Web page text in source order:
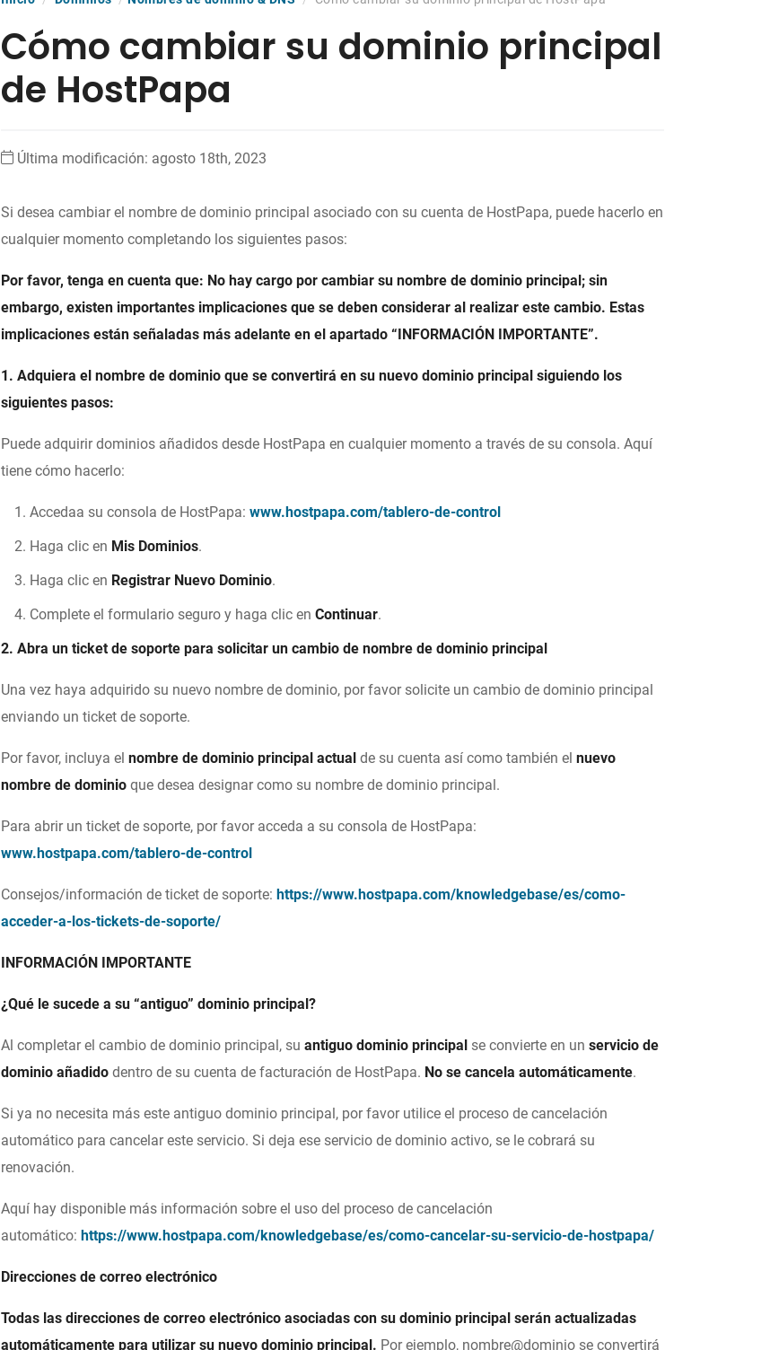
Cómo cambiar su dominio principal
de HostPapa
Última modificación: agosto 18th, 2023
Si desea cambiar el nombre de dominio principal asociado con su cuenta de HostPapa, puede hacerlo en
cualquier momento completando los siguientes pasos:
Por favor, tenga en cuenta que: No hay cargo por cambiar su nombre de dominio principal; sin
embargo, existen importantes implicaciones que se deben considerar al realizar este cambio. Estas
implicaciones están señaladas más adelante en el apartado “INFORMACIÓN IMPORTANTE”.
1. Adquiera el nombre de dominio que se convertirá en su nuevo dominio principal siguiendo los
siguientes pasos:
Puede adquirir dominios añadidos desde HostPapa en cualquier momento a través de su consola. Aquí
tiene cómo hacerlo:
Accedaa su consola de HostPapa:www.hostpapa.com/tablero-de-control
Haga clic en Mis Dominios.
Haga clic en Registrar Nuevo Dominio.
Complete el formulario seguro y haga clic enContinuar.
2. Abra un ticket de soporte para solicitar un cambio de nombre de dominio principal
Una vez haya adquirido su nuevo nombre de dominio, por favor solicite un cambio de dominio principal
enviando un ticket de soporte.
Por favor, incluya elnombre de dominio principal actual de su cuenta así como también elnuevo
nombre de dominio que desea designar como su nombre de dominio principal.
Para abrir un ticket de soporte, por favor acceda a su consola de HostPapa:
www.hostpapa.com/tablero-de-control
Consejos/información de ticket de soporte: https://www.hostpapa.com/knowledgebase/es/como-
acceder-a-los-tickets-de-soporte/
INFORMACIÓN IMPORTANTE
¿Qué le sucede a su “antiguo” dominio principal?
Al completar el cambio de dominio principal, suantiguo dominio principal se convierte en unservicio de
dominio añadido dentro de su cuenta de facturación de HostPapa. No se cancela automáticamente.
Si ya no necesita más este antiguo dominio principal, por favor utilice el proceso de cancelación
automático para cancelar este servicio. Si deja ese servicio de dominio activo, se le cobrará su
renovación.
Aquí hay disponible más información sobre el uso del proceso de cancelación
automático: https://www.hostpapa.com/knowledgebase/es/como-cancelar-su-servicio-de-hostpapa/
Direcciones de correo electrónico
Todas las direcciones de correo electrónico asociadas con su dominio principal serán actualizadas
automáticamente para utilizar su nuevo dominio principal. Por ejemplo, nombre@dominio se convertirá